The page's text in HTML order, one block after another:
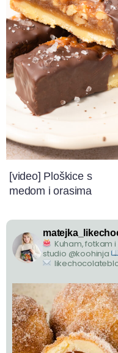
[video] Ploškice s
medom i orasima
Kuham, fotkam
studio @koohinja